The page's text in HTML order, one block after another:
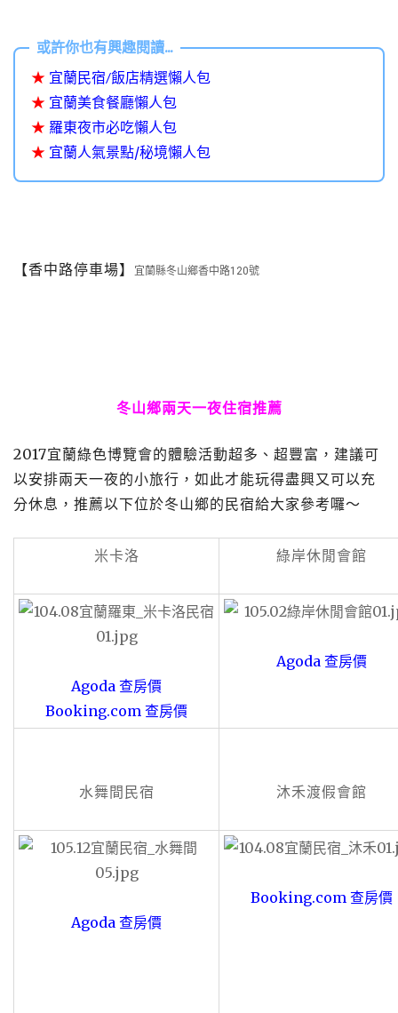
★ 宜蘭民宿/飯店精選懶人包
★ 宜蘭美食餐廳懶人包
★ 羅東夜市必吃懶人包
★ 宜蘭人氣景點/秘境懶人包
【香中路停車場】 宜蘭縣冬山鄉香中路120號
冬山鄉兩天一夜住宿推薦
2017宜蘭綠色博覽會的體驗活動超多、超豐富，建議可
以安排兩天一夜的小旅行，如此才能玩得盡興又可以充
分休息，推薦以下位於冬山鄉的民宿給大家參考囉～
米卡洛 綠岸休閒會館
Agoda 查房價
Booking.com 查房價
Agoda 查房價
水舞間民宿 沐禾渡假會館
Agoda 查房價
Booking.com 查房價